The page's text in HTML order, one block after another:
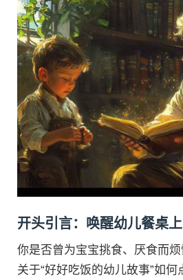
开头引言：唤醒幼儿餐桌
你是否曾为宝宝挑食、厌食而
关于“好好吃饭的幼儿故事”如